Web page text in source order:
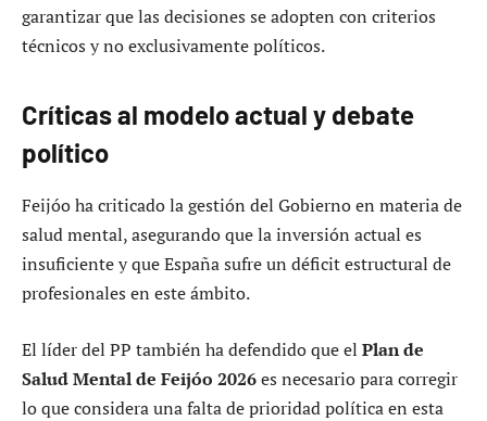
garantizar que las decisiones se adopten con criterios
técnicos y no exclusivamente políticos.
Críticas al modelo actual y debate
político
Feijóo ha criticado la gestión del Gobierno en materia de
salud mental, asegurando que la inversión actual es
insuficiente y que España sufre un déficit estructural de
profesionales en este ámbito.
El líder del PP también ha defendido que el Plan de
Salud Mental de Feijóo 2026es necesario para corregir
lo que considera una falta de prioridad política en esta